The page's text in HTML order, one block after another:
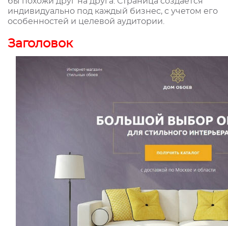
индивидуально под каждый бизнес, с учетом его
особенностей и целевой аудитории.
Заголовок